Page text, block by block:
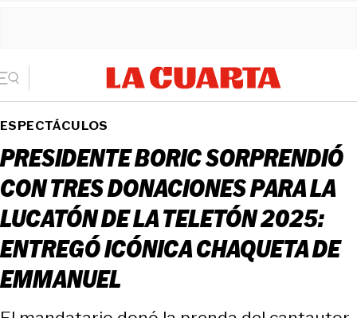
ESPECTÁCULOS
PRESIDENTE BORIC SORPRENDIÓ
CON TRES DONACIONES PARA LA
LUCATÓN DE LA TELETÓN 2025:
ENTREGÓ ICÓNICA CHAQUETA DE
EMMANUEL